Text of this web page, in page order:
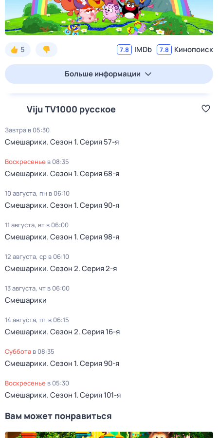
5 7.8 IMDb 7.8 Кинопоиск
Больше информации
Viju TV1000 русское
Завтра в 05:30
Смешарики. Сезон 1. Серия 57-я
воскресенье в 08:35
Смешарики. Сезон 1. Серия 68-я
10 августа, пн в 06:10
Смешарики. Сезон 1. Серия 90-я
11 августа, вт в 06:00
Смешарики. Сезон 1. Серия 98-я
12 августа, ср в 06:10
Смешарики. Сезон 2. Серия 2-я
13 августа, чт в 06:00
Смешарики
14 августа, пт в 06:15
Смешарики. Сезон 2. Серия 16-я
суббота в 08:35
Смешарики. Сезон 1. Серия 90-я
воскресенье в 05:30
Смешарики. Сезон 1. Серия 101-я
Вам может понравиться